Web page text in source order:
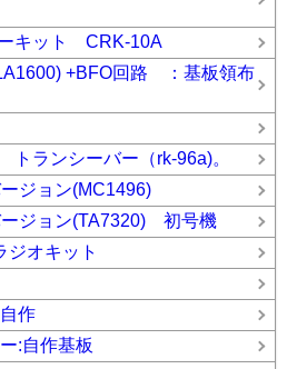
キット CRK-10A
+BFO回路 ：基板領布
ランシーバー（rk-96a)。
ジョン(MC1496)
ージョン(TA7320) 初号機
オキット
作
:自作基板